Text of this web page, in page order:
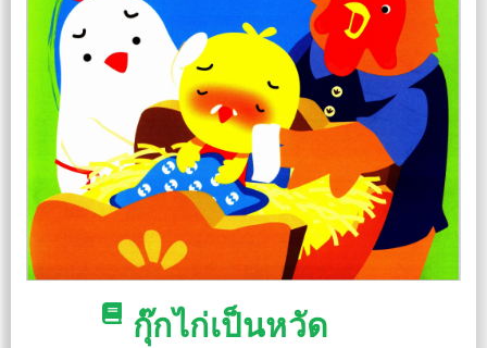
กุ๊กไก่เป็นหวัด